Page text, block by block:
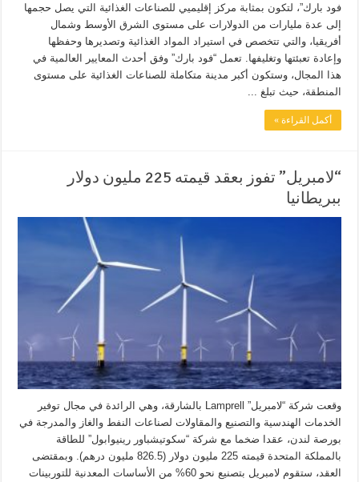
فود بارك”، لتكون بمثابة مركز إقليميي للصناعات الغذائية التي يصل حجمها
إلى عدة مليارات من الدولارات على مستوى الشرق الأوسط وشمال
أفريقيا، والتي تتخصص في استيراد المواد الغذائية وتصديرها وحفظها
وإعادة تعبئتها وتغليفها. تعمل “فود بارك” وفق أحدث المعايير العالمية في
هذا المجال، وستكون أكبر مدينة متكاملة للصناعات الغذائية على مستوى
المنطقة، حيث تبلغ ...
أكمل القراءة »
“لامبريل” تفوز بعقد قيمته 225 مليون دولار
ببريطانيا
وقعت شركة “لامبريل” Lamprell بالشارقة، وهي الرائدة في مجال توفير
الخدمات الهندسية والتصنيع والمقاولات لصناعات النفط والغاز والمدرجة في
بورصة لندن، عقدا ضخما مع شركة “سكوتيشباور رينيوابول” للطاقة
بالمملكة المتحدة قيمته 225 مليون دولار (826.5 مليون درهم). وبمقتضى
العقد، ستقوم لامبريل بتصنيع نحو 60% من الأساسات المعدنية للتوربينات